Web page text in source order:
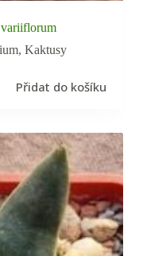
,Kaktusy
Přidat do košíku